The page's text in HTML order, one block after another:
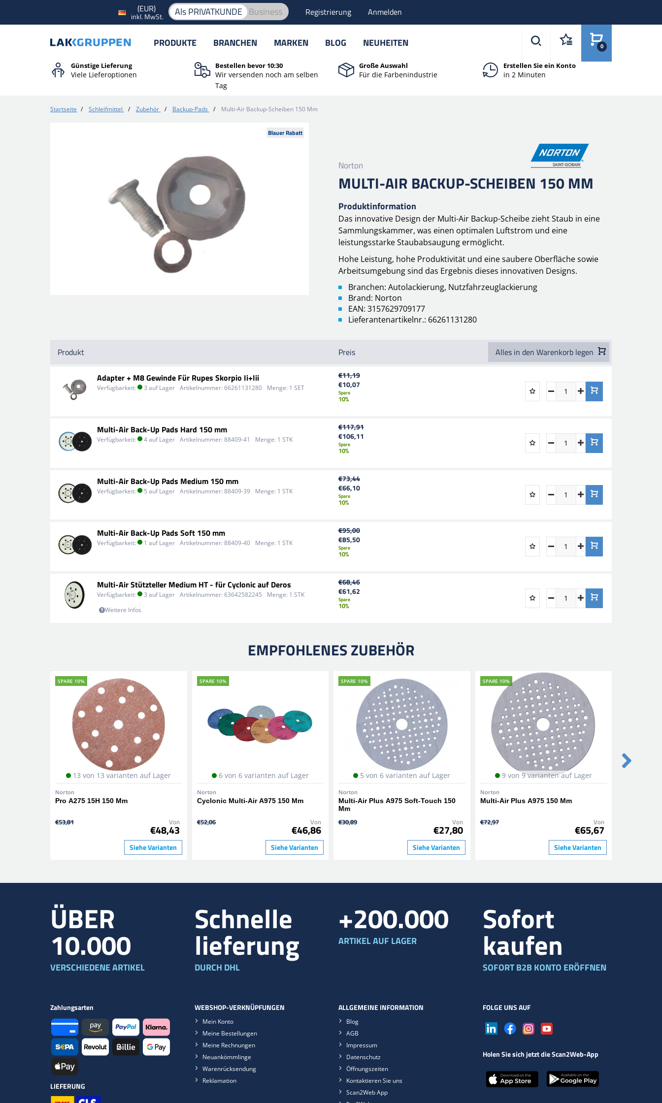
(EUR)
inkl. MwSt. Als PRIVATKUNDE Business Registrierung Anmelden
PRODUKTE BRANCHEN MARKEN BLOG NEUHEITEN 0
Günstige Lieferung
Viele Lieferoptionen
Bestellen bevor 10:30
Wir versenden noch am selben
Tag
Große Auswahl
Für die Farbenindustrie
Erstellen Sie ein Konto
in 2 Minuten
Startseite / Schleifmittel / Zubehör / Backup-Pads / Multi-Air Backup-Scheiben 150 Mm
Blauer Rabatt
Norton
MULTI-AIR BACKUP-SCHEIBEN 150 MM
Produktinformation
Das innovative Design der Multi-Air Backup-Scheibe zieht Staub in eine
Sammlungskammer, was einen optimalen Luftstrom und eine
leistungsstarke Staubabsaugung ermöglicht.
Hohe Leistung, hohe Produktivität und eine saubere Oberfläche sowie
Arbeitsumgebung sind das Ergebnis dieses innovativen Designs.
Branchen: Autolackierung, Nutzfahrzeuglackierung
Brand: Norton
EAN: 3157629709177
Lieferantenartikelnr.: 66261131280
Produkt Preis Alles in den Warenkorb legen
Adapter + M8 Gewinde Für Rupes Skorpio Ii+Iii
Verfügbarkeit: 3 auf Lager Artikelnummer: 66261131280 Menge: 1 SET
€11,19
€10,07
Spare
10%
Multi-Air Back-Up Pads Hard 150 mm
Verfügbarkeit: 4 auf Lager Artikelnummer: 88409-41 Menge: 1 STK
€117,91
€106,11
Spare
10%
Multi-Air Back-Up Pads Medium 150 mm
Verfügbarkeit: 5 auf Lager Artikelnummer: 88409-39 Menge: 1 STK
€73,44
€66,10
Spare
10%
Multi-Air Back-Up Pads Soft 150 mm
Verfügbarkeit: 1 auf Lager Artikelnummer: 88409-40 Menge: 1 STK
€95,00
€85,50
Spare
10%
Multi-Air Stützteller Medium HT - für Cyclonic auf Deros
Verfügbarkeit: 3 auf Lager Artikelnummer: 63642582245 Menge: 1 STK
Weitere Infos
€68,46
€61,62
Spare
10%
EMPFOHLENES ZUBEHÖR
SPARE 10%
13 von 13 varianten auf Lager
Norton
Pro A275 15H 150 Mm
€53,81 Von
€48,43
Siehe Varianten
SPARE 10%
6 von 6 varianten auf Lager
Norton
Cyclonic Multi-Air A975 150 Mm
€52,06 Von
€46,86
Siehe Varianten
SPARE 10%
5 von 6 varianten auf Lager
Norton
Multi-Air Plus A975 Soft-Touch 150
Mm
€30,89 Von
€27,80
Siehe Varianten
SPARE 10%
9 von 9 varianten auf Lager
Norton
Multi-Air Plus A975 150 Mm
€72,97 Von
€65,67
Siehe Varianten
ÜBER
10.000
VERSCHIEDENE ARTIKEL
Schnelle
lieferung
DURCH DHL
+200.000
ARTIKEL AUF LAGER
Sofort
kaufen
SOFORT B2B KONTO ERÖFFNEN
Zahlungsarten
LIEFERUNG
WEBSHOP-VERKNÜPFUNGEN
Mein Konto
Meine Bestellungen
Meine Rechnungen
Neuankömmlinge
Warenrücksendung
Reklamation
ALLGEMEINE INFORMATION
Blog
AGB
Impressum
Datenschutz
Öffnungszeiten
Kontaktieren Sie uns
Scan2Web App
FOLGE UNS AUF
Holen Sie sich jetzt die Scan2Web-App